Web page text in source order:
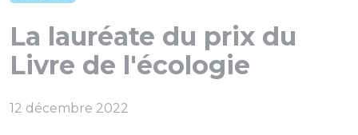
La lauréate du prix du
Livre de l'écologie
12 décembre 2022